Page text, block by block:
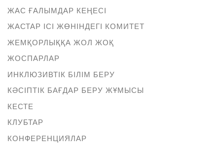
ЖАС ҒАЛЫМДАР КЕҢЕСІ
ЖАСТАР ІСІ ЖӨНІНДЕГІ КОМИТЕТ
ЖЕМҚОРЛЫҚҚА ЖОЛ ЖОҚ
ЖОСПАРЛАР
ИНКЛЮЗИВТІК БІЛІМ БЕРУ
КӘСІПТІК БАҒДАР БЕРУ ЖҰМЫСЫ
КЕСТЕ
КЛУБТАР
КОНФЕРЕНЦИЯЛАР